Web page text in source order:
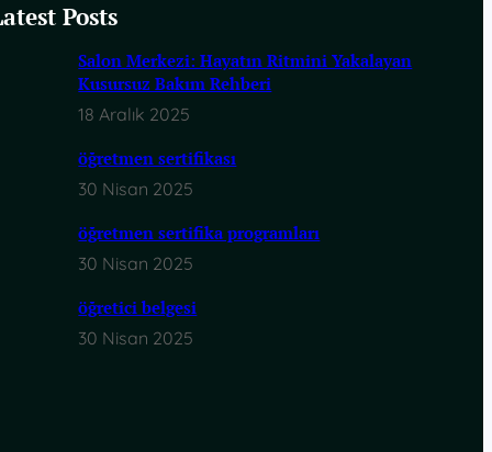
Posts
Salon Merkezi: Hayatın Ritmini Yakalayan
Kusursuz Bakım Rehberi
18 Aralık 2025
öğretmen sertifikası
30 Nisan 2025
öğretmen sertifika programları
30 Nisan 2025
öğretici belgesi
30 Nisan 2025